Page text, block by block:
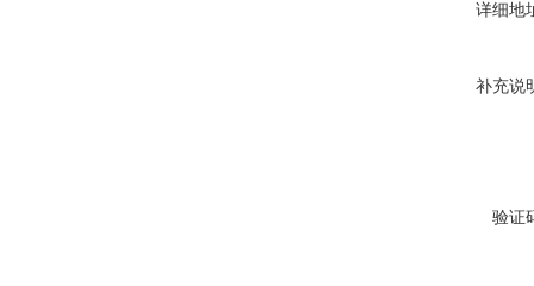
详细地
补充说
验证